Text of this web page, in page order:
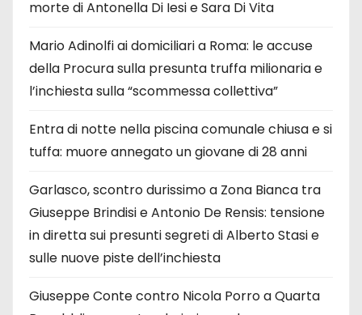
morte di Antonella Di Iesi e Sara Di Vita
Mario Adinolfi ai domiciliari a Roma: le accuse
della Procura sulla presunta truffa milionaria e
l’inchiesta sulla “scommessa collettiva”
Entra di notte nella piscina comunale chiusa e si
tuffa: muore annegato un giovane di 28 anni
Garlasco, scontro durissimo a Zona Bianca tra
Giuseppe Brindisi e Antonio De Rensis: tensione
in diretta sui presunti segreti di Alberto Stasi e
sulle nuove piste dell’inchiesta
Giuseppe Conte contro Nicola Porro a Quarta